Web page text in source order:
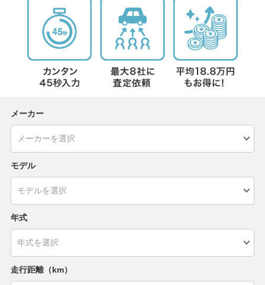
メーカー
モデル
年式
走行距離（km）